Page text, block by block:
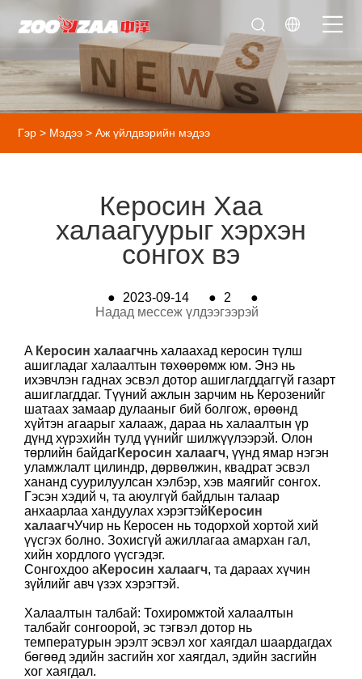
Гэр > Мэдээ >Аж үйлдвэрийн мэдээ
Керосин Хаа
халаагуурыг хэрхэн
сонгох вэ
● 2023-09-14 ● 2
●
Надад мессеж үлдээгээрэй
A Керосин халаагчнь халаахад керосин түлш
ашигладаг халаалтын төхөөрөмж юм. Энэ нь
ихэвчлэн гаднах эсвэл дотор ашиглагддаггүй газарт
ашиглагддаг. Түүний ажлын зарчим нь Керозенийг
шатаах замаар дулааныг бий болгож, өрөөнд
хүйтэн агаарыг халааж, дараа нь халаалтын үр
дүнд хүрэхийн тулд үүнийг шилжүүлээрэй. Олон
төрлийн байдагКеросин халаагч, үүнд ямар нэгэн
уламжлалт цилиндр, дөрвөлжин, квадрат эсвэл
хананд суурилуулсан хэлбэр, хэв маягийг сонгох.
Гэсэн хэдий ч, та аюулгүй байдлын талаар
анхаарлаа хандуулах хэрэгтэй Керосин
халаагчУчир нь Керосен нь тодорхой хортой хий
үүсгэх болно. Зохисгүй ажиллагаа амархан гал,
хийн хордлого үүсгэдэг.
Сонгохдоо a Керосин халаагч, та дараах хүчин
зүйлийг авч үзэх хэрэгтэй.
Халаалтын талбай: Тохиромжтой халаалтын
талбайг сонгоорой, эс тэгвэл дотор нь
температурын эрэлт эсвэл хог хаягдал шаардагдах
бөгөөд эдийн засгийн хог хаягдал, эдийн засгийн
хог хаягдал.